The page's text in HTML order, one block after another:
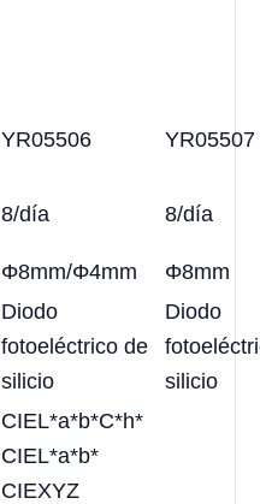
YR05506 YR05507
8/día 8/día
Φ8mm/Φ4mm Φ8mm
Diodo
fotoeléctrico de
silicio
Diodo
silicio
CIEL*a*b*C*h*
CIEL*a*b*
CIEXYZ